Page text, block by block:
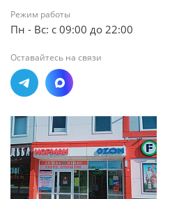
Режим работы
Пн - Вс: с 09:00 до 22:00
Оставайтесь на связи